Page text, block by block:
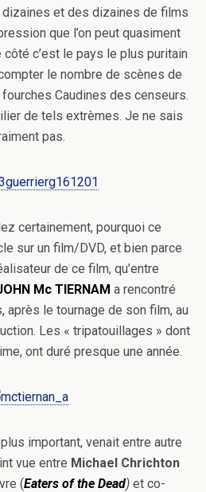
dizaines et des dizaines de films
que l’on peut quasiment
côté c’est le pays le plus puritain
le nombre de scènes de
Caudines des censeurs.
de tels extrèmes. Je ne sais
pas.
certainement, pourquoi ce
sur un film/DVD, et bien parce
de ce film, qu’entre
Mc TIERNAM a rencontré
après le tournage de son film, au
Les « tripatouillages » dont
ont duré presque une année.
important, venait entre autre
vue entre Michael Chrichton
(Eaters of the Dead) et co-